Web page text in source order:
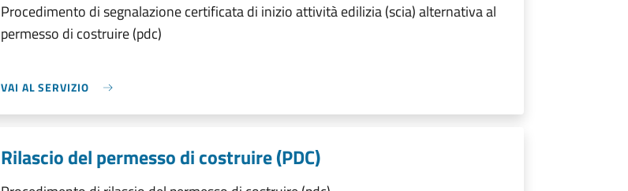
Procedimento di segnalazione certificata di inizio attività edilizia (scia) alternativa al
permesso di costruire (pdc)
VAI AL SERVIZIO
Rilascio del permesso di costruire (PDC)